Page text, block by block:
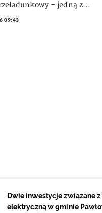
– jedną z...
09:43
Dwie inwestycje związane
elektryczną w gminie